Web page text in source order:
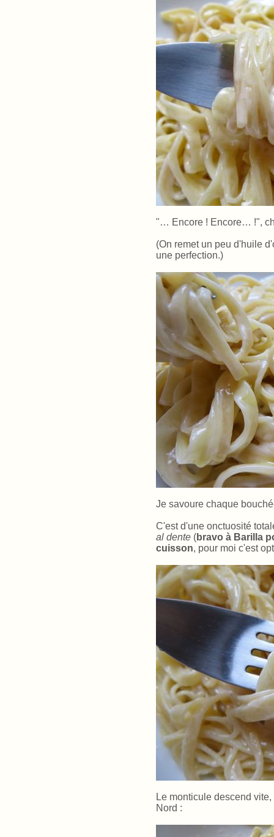
"… Encore ! Encore… !",
(On remet un peu d'huile
une perfection.)
Je savoure chaque
C'est d'une onctuosité
al dente (bravo à Barilla
cuisson, pour moi c'est
Le monticule descend
Nord :